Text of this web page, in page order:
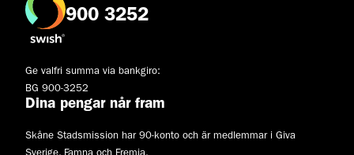
900 3252
Ge valfri summa via bankgiro:
BG 900-3252
Dina pengar når fram
Skåne Stadsmission har 90-konto och är medlemmar i Giva